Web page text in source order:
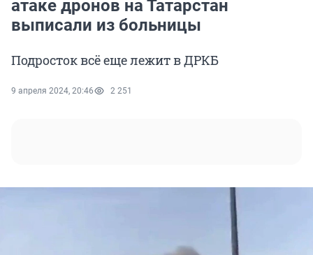
атаке дронов на Татарстан
выписали из больницы
Подросток всё еще лежит в ДРКБ
9 апреля 2024, 20:46 2 251